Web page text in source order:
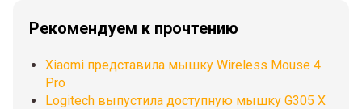
Рекомендуем к прочтению
Xiaomi представила мышку Wireless Mouse 4
Pro
Logitech выпустила доступную мышку G305 X